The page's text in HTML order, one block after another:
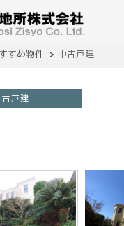
所株式会社
貸、仲介、管理
すめ物件 中古戸建
古戸建